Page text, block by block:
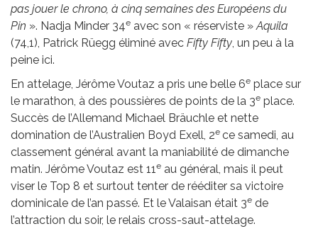
pas jouer le chrono, à cinq semaines des Européens du
Pin ». Nadja Minder 34e avec son « réserviste »Aquila
(74,1), Patrick Rüegg éliminé avec Fifty Fifty, un peu à la
peine ici.
En attelage, Jérôme Voutaz a pris une belle 6e place sur
le marathon, à des poussières de points de la 3e place.
Succès de l’Allemand Michael Bräuchle et nette
domination de l’Australien Boyd Exell, 2e ce samedi, au
classement général avant la maniabilité de dimanche
matin. Jérôme Voutaz est 11e au général, mais il peut
viser le Top 8 et surtout tenter de rééditer sa victoire
dominicale de l’an passé. Et le Valaisan était 3e de
l’attraction du soir, le relais cross-saut-attelage.